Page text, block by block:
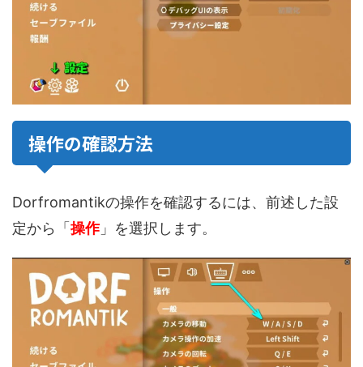
操作の確認方法
Dorfromantikの操作を確認するには、前述した設
定から「操作」を選択します。